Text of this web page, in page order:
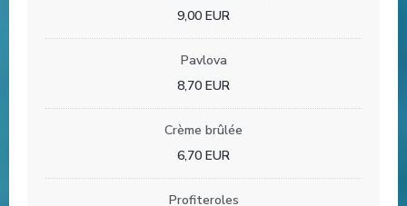
9,00 EUR
Pavlova
8,70 EUR
Crème brûlée
6,70 EUR
Profiteroles